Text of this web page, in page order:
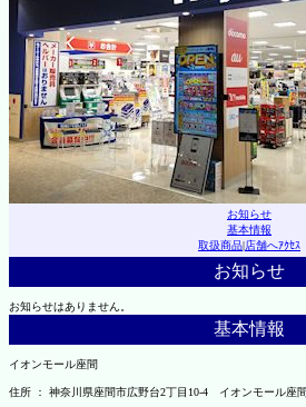
お知らせ
基本情報
取扱商品|店舗へｱｸｾｽ
お知らせ
お知らせはありません。
基本情報
イオンモール座間
住所 ： 神奈川県座間市広野台2丁目10-4 イオンモール座